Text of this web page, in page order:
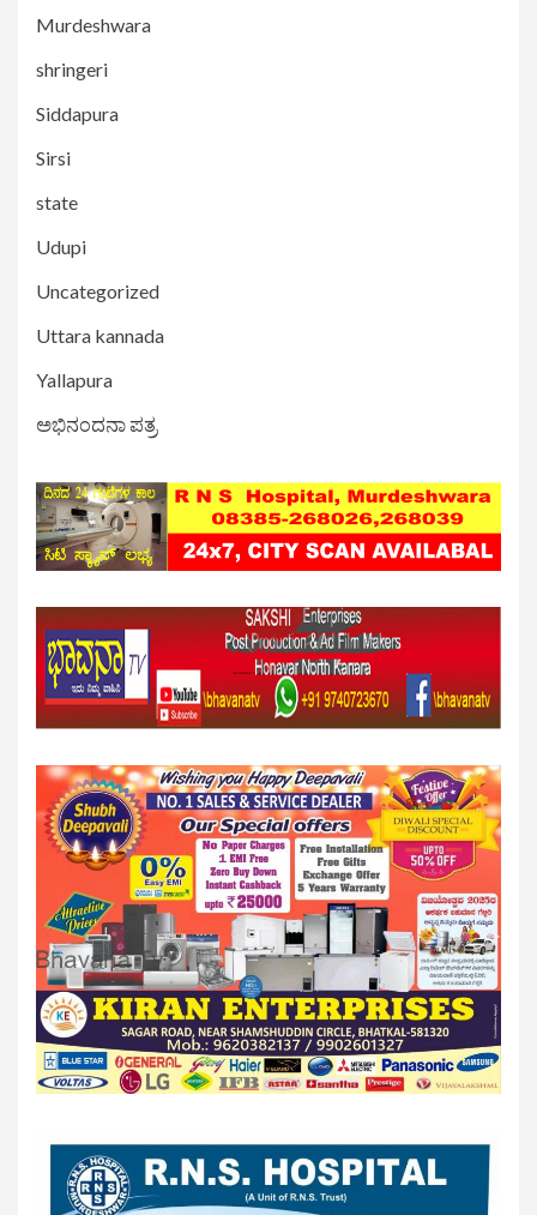
Murdeshwara
shringeri
Siddapura
Sirsi
state
Udupi
Uncategorized
Uttara kannada
Yallapura
ಅಭಿನಂದನಾ ಪತ್ರ